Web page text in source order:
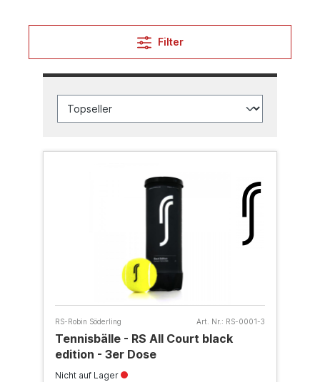
Filter
RS-Robin Söderling Art. Nr.: RS-0001-3
Tennisbälle - RS All Court black
edition - 3er Dose
Nicht auf Lager